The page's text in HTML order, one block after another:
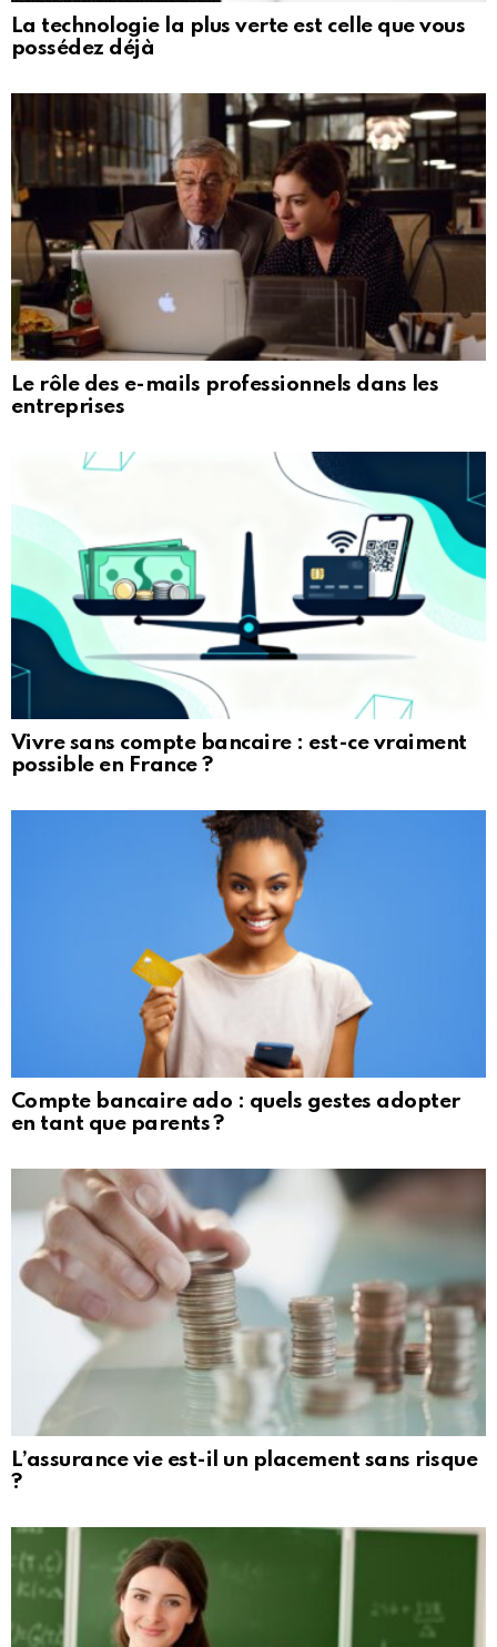
La technologie la plus verte est celle que vous
possédez déjà
Le rôle des e-mails professionnels dans les
entreprises
Vivre sans compte bancaire : est-ce vraiment
possible en France ?
Compte bancaire ado : quels gestes adopter
en tant que parents ?
L’assurance vie est-il un placement sans risque
?